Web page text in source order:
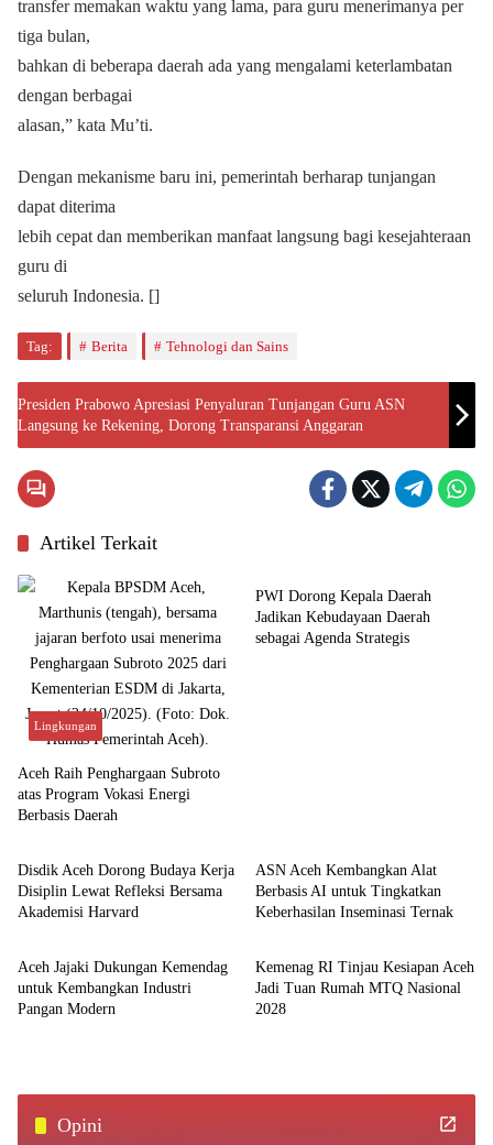
transfer memakan waktu yang lama, para guru menerimanya per
tiga bulan,
bahkan di beberapa daerah ada yang mengalami keterlambatan
dengan berbagai
alasan,” kata Mu’ti.
Dengan mekanisme baru ini, pemerintah berharap tunjangan
dapat diterima
lebih cepat dan memberikan manfaat langsung bagi kesejahteraan
guru di
seluruh Indonesia. []
Tag: Berita Tehnologi dan Sains
Presiden Prabowo Apresiasi Penyaluran Tunjangan Guru ASN
Langsung ke Rekening, Dorong Transparansi Anggaran
Artikel Terkait
Lingkungan
Aceh Raih Penghargaan Subroto
atas Program Vokasi Energi
Berbasis Daerah
PWI Dorong Kepala Daerah
Jadikan Kebudayaan Daerah
sebagai Agenda Strategis
Aceh
Disdik Aceh Dorong Budaya Kerja
Disiplin Lewat Refleksi Bersama
Akademisi Harvard
ASN Aceh Kembangkan Alat
Berbasis AI untuk Tingkatkan
Keberhasilan Inseminasi Ternak
Aceh
Aceh Jajaki Dukungan Kemendag
untuk Kembangkan Industri
Pangan Modern
Aceh
Kemenag RI Tinjau Kesiapan Aceh
Jadi Tuan Rumah MTQ Nasional
2028
Opini